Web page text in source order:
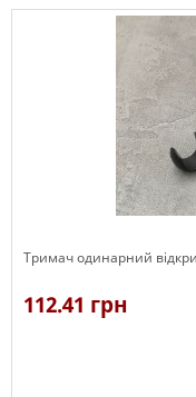
Тримач одинарний
112.41 грн